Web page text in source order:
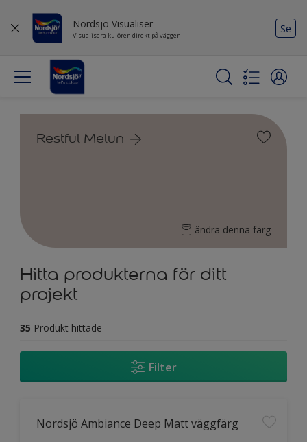
Nordsjö Visualiser
Visualisera kulören direkt på väggen
Se
Restful Melun
ändra denna färg
Hitta produkterna för ditt
projekt
35 Produkt hittade
Filter
Nordsjö Ambiance Deep Matt väggfärg